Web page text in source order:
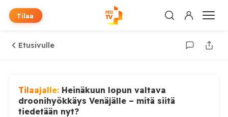
Tilaa
Etusivulle
Tilaajalle: Heinäkuun lopun valtava
droonihyökkäys Venäjälle – mitä siitä
tiedetään nyt?